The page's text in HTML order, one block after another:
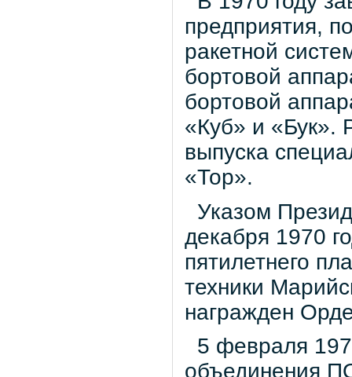
предприятия,
ракетной
бортовой
бортовой
«Куб» и «Бук».
выпуска
«Тор».
Указом
декабря 1970
пятилетнего
техники
награжден
5 февраля
объединения